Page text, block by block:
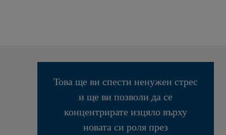
Това ще ви спести ненужен стрес
и ще ви позволи да се
концентрирате изцяло върху
новата си роля през